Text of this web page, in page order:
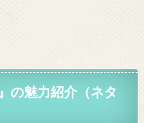
』の魅力紹介（ネタ